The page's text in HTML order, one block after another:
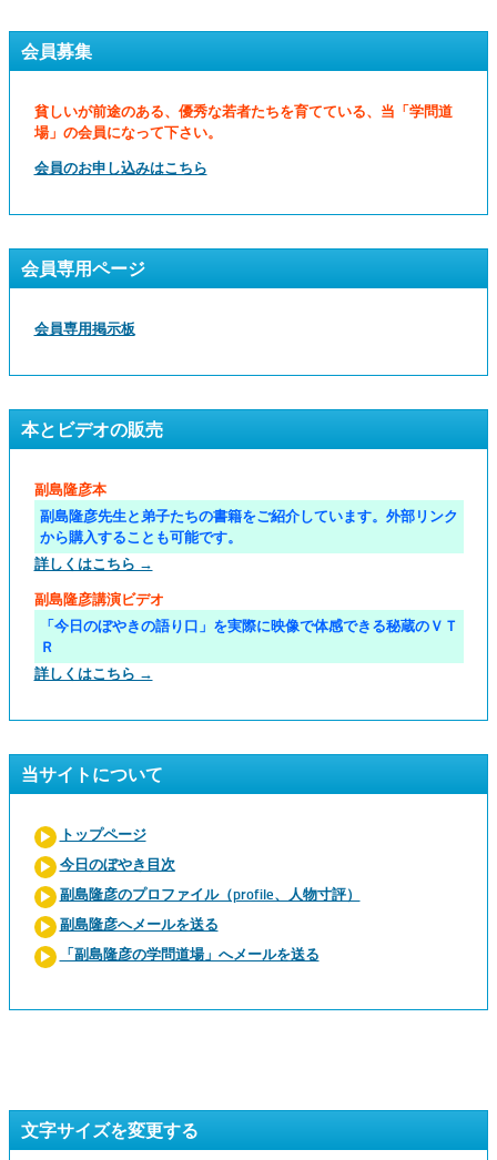
会員募集
貧しいが前途のある、優秀な若者たちを育てている、当「学問道
場」の会員になって下さい。
会員のお申し込みはこちら
会員専用ページ
会員専用掲示板
本とビデオの販売
副島隆彦本
副島隆彦先生と弟子たちの書籍をご紹介しています。外部リンク
から購入することも可能です。
詳しくはこちら →
副島隆彦講演ビデオ
「今日のぼやきの語り口」を実際に映像で体感できる秘蔵のＶＴ
Ｒ
詳しくはこちら →
当サイトについて
トップページ
今日のぼやき目次
副島隆彦のプロファイル（profile、人物寸評）
副島隆彦へメールを送る
「副島隆彦の学問道場」へメールを送る
文字サイズを変更する